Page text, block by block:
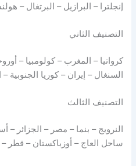
إنجلترا – البرازيل – البرتغال –
التصنيف الثاني
كرواتيا – المغرب – كولومبيا –
السنغال – إيران – كوريا الجنوبية –
التصنيف الثالث
النرويج – بنما – مصر – الجزائر –
ساحل العاج – أوزباكستان – قطر –